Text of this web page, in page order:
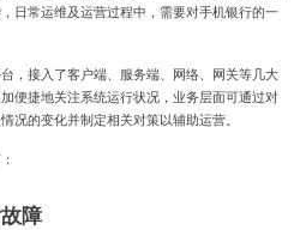
日常运维及运营过程中，需要对手机银行的一
，接入了客户端、服务端、网络、网关等几大
便捷地关注系统运行状况，业务层面可通过对
况的变化并制定相关对策以辅助运营。
障